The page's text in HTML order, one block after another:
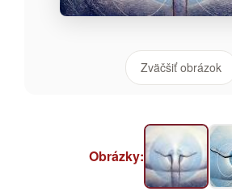
Zväčšiť obrázok
Obrázky: